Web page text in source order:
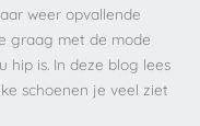
weer opvallende
graag met de mode
hip is. In deze blog lees
schoenen je veel ziet